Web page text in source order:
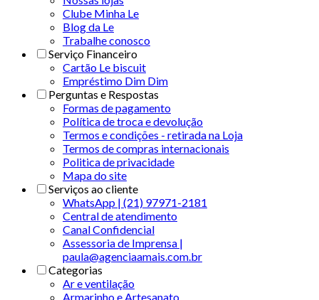
Clube Minha Le
Blog da Le
Trabalhe conosco
Serviço Financeiro
Cartão Le biscuit
Empréstimo Dim Dim
Perguntas e Respostas
Formas de pagamento
Política de troca e devolução
Termos e condições - retirada na Loja
Termos de compras internacionais
Politica de privacidade
Mapa do site
Serviços ao cliente
WhatsApp | (21) 97971-2181
Central de atendimento
Canal Confidencial
Assessoria de Imprensa |
paula@agenciaamais.com.br
Categorias
Ar e ventilação
Armarinho e Artesanato